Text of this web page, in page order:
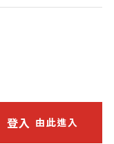
登入 由此進入